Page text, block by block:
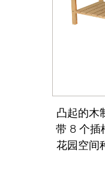
凸起的木
带 8 个插
花园空间